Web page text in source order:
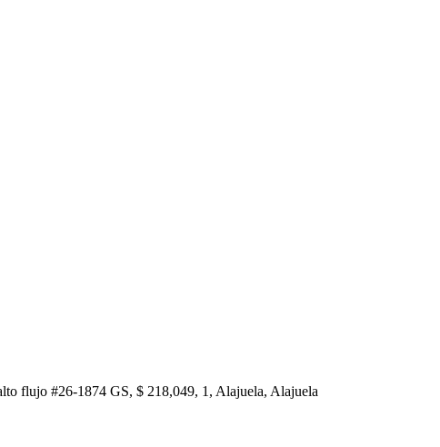
flujo #26-1874 GS, $ 218,049, 1, Alajuela, Alajuela